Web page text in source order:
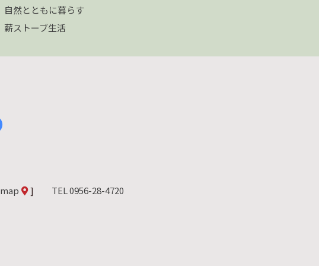
自然とともに暮らす
薪ストーブ生活
map ] TEL 0956-28-4720